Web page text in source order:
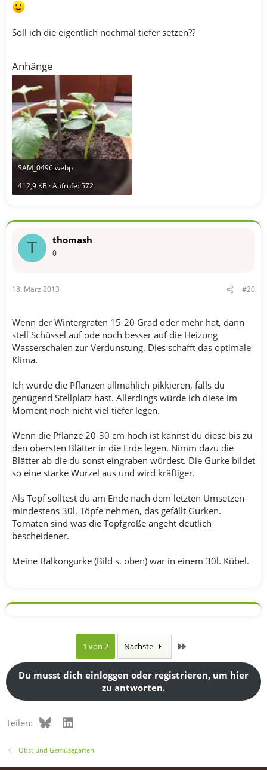
Soll ich die eigentlich nochmal tiefer setzen??
Anhänge
SAM_0496.webp
412,9 KB · Aufrufe: 572
T thomash
0
18. März 2013 #20
Wenn der Wintergraten 15-20 Grad oder mehr hat, dann
stell Schüssel auf ode noch besser auf die Heizung
Wasserschalen zur Verdunstung. Dies schafft das optimale
Klima.
Ich würde die Pflanzen allmählich pikkieren, falls du
genügend Stellplatz hast. Allerdings würde ich diese im
Moment noch nicht viel tiefer legen.
Wenn die Pflanze 20-30 cm hoch ist kannst du diese bis zu
den obersten Blätter in die Erde legen. Nimm dazu die
Blätter ab die du sonst eingraben würdest. Die Gurke bildet
so eine starke Wurzel aus und wird kräftiger.
Als Topf solltest du am Ende nach dem letzten Umsetzen
mindestens 30l. Töpfe nehmen, das gefällt Gurken.
Tomaten sind was die Topfgröße angeht deutlich
bescheidener.
Meine Balkongurke (Bild s. oben) war in einem 30l. Kübel.
1 von 2 Nächste
Du musst dich einloggen oder registrieren, um hier
zu antworten.
Teilen: BlueskyLinkedIn
Obst und Gemüsegarten